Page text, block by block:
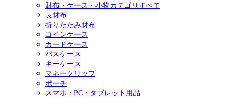
財布・ケース・小物カテゴリすべて
長財布
折りたたみ財布
コインケース
カードケース
パスケース
キーケース
マネークリップ
ポーチ
スマホ・PC・タブレット用品